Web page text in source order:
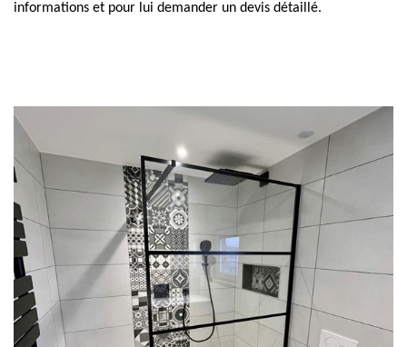
informations et pour lui demander un devis détaillé.